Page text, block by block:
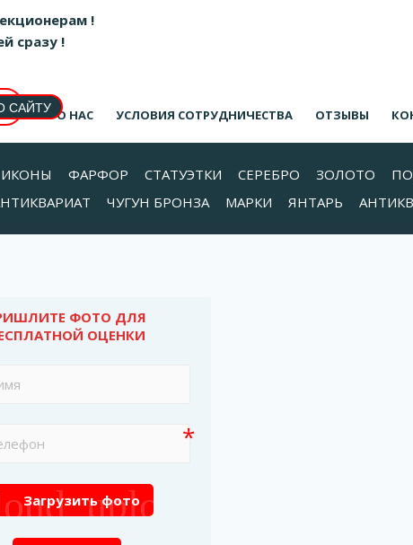
!
сразу !
О НАС УСЛОВИЯ СОТРУДНИЧЕСТВА ОТЗЫВЫ
ИКОНЫ ФАРФОР СТАТУЭТКИ СЕРЕБРО ЗОЛОТО
ЧУГУН БРОНЗА МАРКИ ЯНТАРЬ
ФОТО ДЛЯ
ОЦЕНКИ
Загрузить фото